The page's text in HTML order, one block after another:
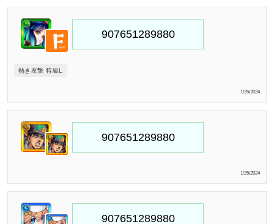
熱き友撃 特級L
1/25/2024
1/25/2024